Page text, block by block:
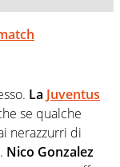
La Juventus
se qualche
nerazzurri di
Nico Gonzalez